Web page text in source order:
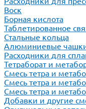
Воск
Борная кислота
Таблетированное
Стальные кольца
Алюминиевые
Расходники для
Тетраборат и
Смесь тетра и
Смесь тетра и
Смесь тетра и
Добавки и другие